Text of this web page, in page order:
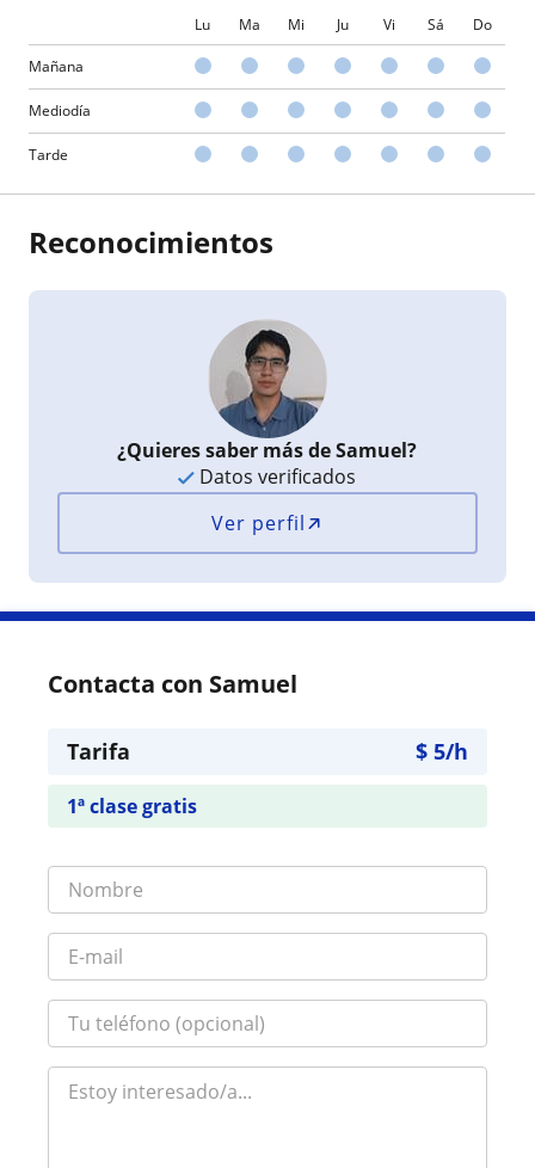
Lu Ma Mi Ju Vi Sá Do
Mañana
Mediodía
Tarde
Reconocimientos
¿Quieres saber más de Samuel?
Datos verificados
Ver perfil
Contacta con Samuel
Tarifa $ 5/h
1ª clase gratis